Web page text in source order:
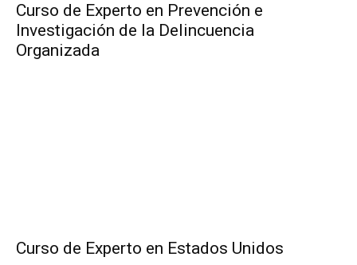
Curso de Experto en Prevención e
Investigación de la Delincuencia
Organizada
Curso de Experto en Estados Unidos